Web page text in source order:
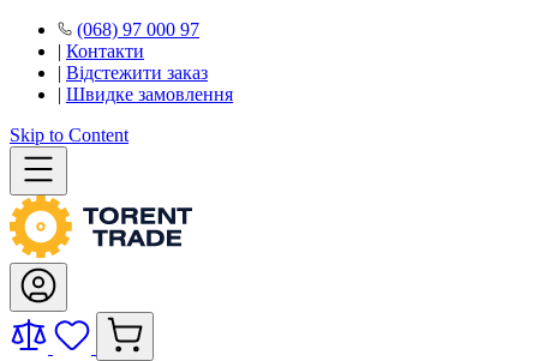
(068) 97 000 97
| Контакти
| Відстежити заказ
| Швидке замовлення
Skip to Content